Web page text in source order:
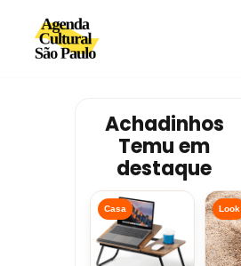
Avançar
Achadinhos
Temu em
destaque
Casa Look